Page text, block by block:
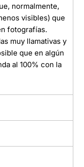
normalmente,
visibles) que
fotografías.
muy llamativas y
que en algún
al 100% con la